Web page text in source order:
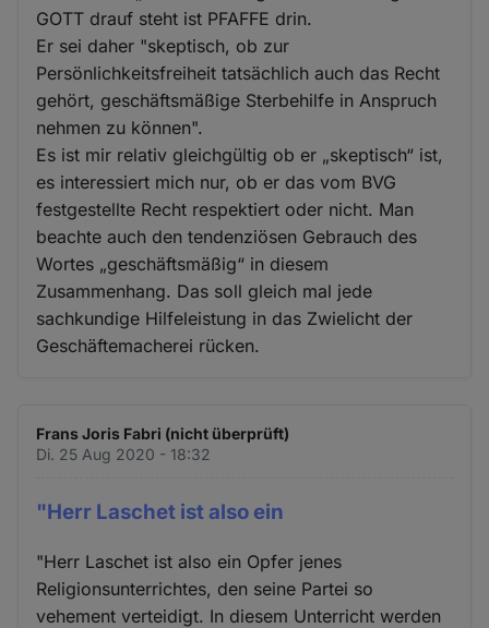
GOTT drauf steht ist PFAFFE drin.
Er sei daher "skeptisch, ob zur
Persönlichkeitsfreiheit tatsächlich auch das Recht
gehört, geschäftsmäßige Sterbehilfe in Anspruch
nehmen zu können".
Es ist mir relativ gleichgültig ob er „skeptisch“ ist,
es interessiert mich nur, ob er das vom BVG
festgestellte Recht respektiert oder nicht. Man
beachte auch den tendenziösen Gebrauch des
Wortes „geschäftsmäßig“ in diesem
Zusammenhang. Das soll gleich mal jede
sachkundige Hilfeleistung in das Zwielicht der
Geschäftemacherei rücken.
Frans Joris Fabri (nicht überprüft)
Di. 25 Aug 2020 - 18:32
"Herr Laschet ist also ein
"Herr Laschet ist also ein Opfer jenes
Religionsunterrichtes, den seine Partei so
vehement verteidigt. In diesem Unterricht werden